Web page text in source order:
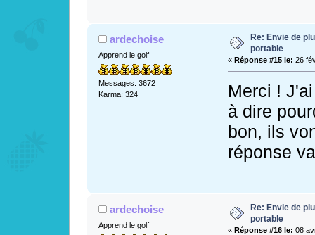
ardechoise
Apprend le golf
Messages: 3672
Karma: 324
Re: Envie de
portable
« Réponse #15 le: 26
Merci !
à dire
bon, ils
réponse
ardechoise
Apprend le golf
Re: Envie de
portable
« Réponse #16 le: 08